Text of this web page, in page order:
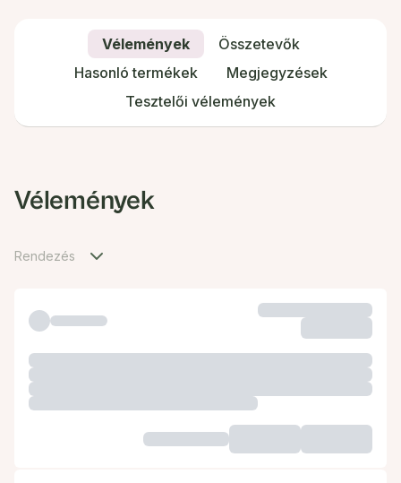
Vélemények
Összetevők
Hasonló termékek
Megjegyzések
Tesztelői vélemények
Vélemények
Rendezés